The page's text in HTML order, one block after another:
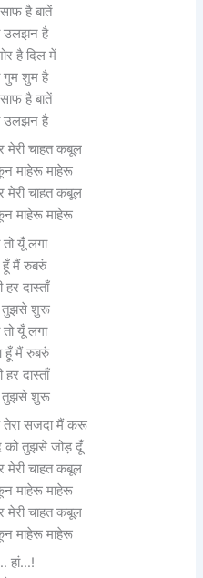
है बातें
उलझन है
है दिल में
गुम शुम है
है बातें
उलझन है
चाहत कबूल
माहेरू माहेरू
चाहत कबूल
माहेरू माहेरू
यूँ लगा
मैं रुबरुं
हर दास्ताँ
तुझसे शुरू
यूँ लगा
मैं रुबरुं
हर दास्ताँ
तुझसे शुरू
तेरा सजदा मैं करू
को तुझसे जोड़ दूँ
चाहत कबूल
माहेरू माहेरू
चाहत कबूल
माहेरू माहेरू
हां…!